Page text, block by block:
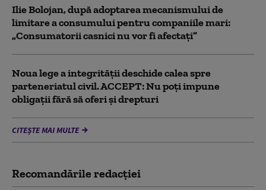
Ilie Bolojan, după adoptarea mecanismului de
limitare a consumului pentru companiile mari:
„Consumatorii casnici nu vor fi afectați”
Noua lege a integrității deschide calea spre
parteneriatul civil. ACCEPT: Nu poți impune
obligații fără să oferi și drepturi
CITEȘTE MAI MULTE
Recomandările redacţiei